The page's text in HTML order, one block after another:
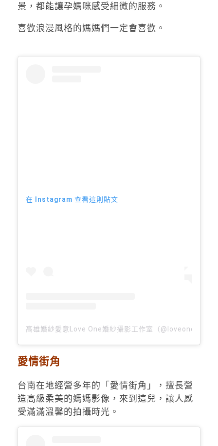
景，都能讓孕媽咪感受細微的服務。
喜歡浪漫風格的媽媽們一定會喜歡。
在 Instagram 查看這則貼文
高雄婚紗愛意Love One婚紗攝影工作室（
愛情街角
台南在地經營多年的「愛情街角」，擅長營
造高級柔美的媽媽影像，來到這兒，讓人感
受滿滿溫馨的拍攝時光。